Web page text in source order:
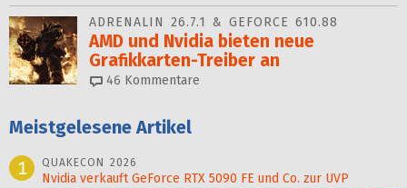
ADRENALIN 26.7.1 & GEFORCE 610.88
AMD und Nvidia bieten neue
Grafikkarten-Treiber an
46 Kommentare
Meistgelesene Artikel
1
QUAKECON 2026
Nvidia verkauft GeForce RTX 5090 FE und Co. zur UVP